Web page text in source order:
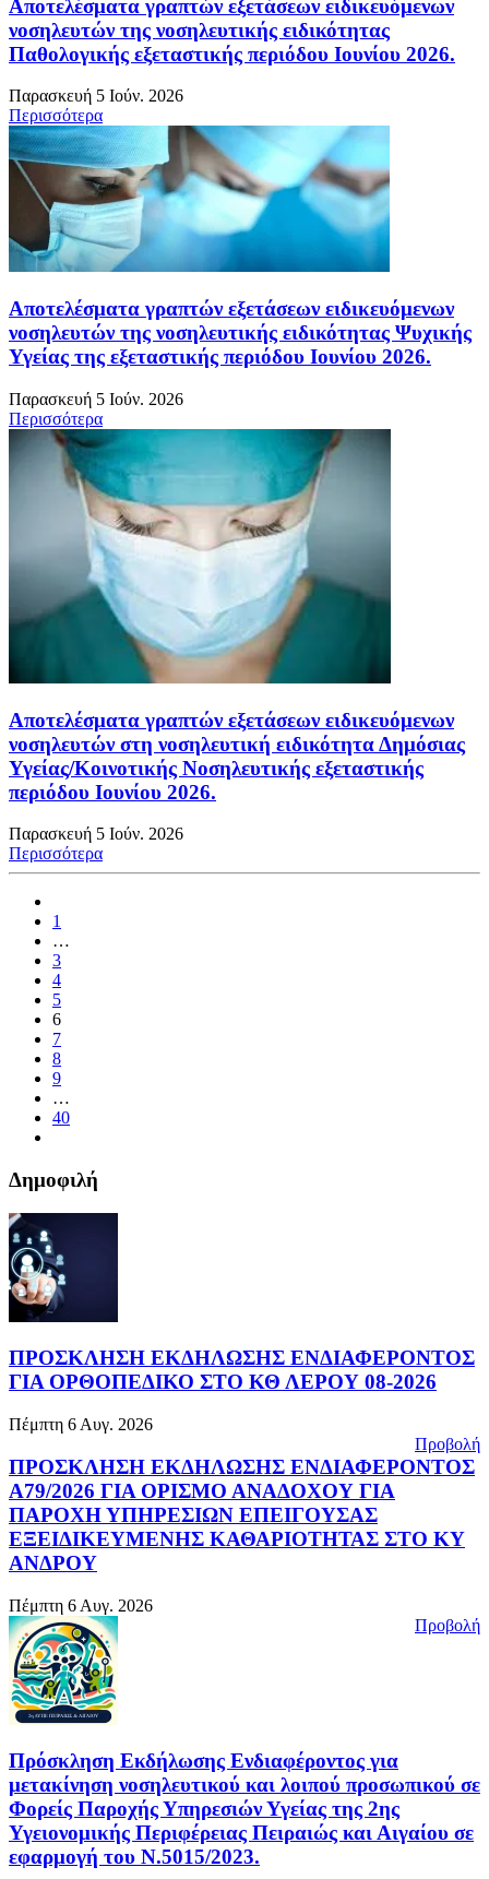
Αποτελέσματα γραπτών εξετάσεων ειδικευόμενων
νοσηλευτών της νοσηλευτικής ειδικότητας
Παθολογικής εξεταστικής περιόδου Ιουνίου 2026.
Παρασκευή 5 Ιούν. 2026
Περισσότερα
Αποτελέσματα γραπτών εξετάσεων ειδικευόμενων
νοσηλευτών της νοσηλευτικής ειδικότητας Ψυχικής
Υγείας της εξεταστικής περιόδου Ιουνίου 2026.
Παρασκευή 5 Ιούν. 2026
Περισσότερα
Αποτελέσματα γραπτών εξετάσεων ειδικευόμενων
νοσηλευτών στη νοσηλευτική ειδικότητα Δημόσιας
Υγείας/Κοινοτικής Νοσηλευτικής εξεταστικής
περιόδου Ιουνίου 2026.
Παρασκευή 5 Ιούν. 2026
Περισσότερα
1
…
3
4
5
6
7
8
9
…
40
Δημοφιλή
ΠΡΟΣΚΛΗΣΗ ΕΚΔΗΛΩΣΗΣ ΕΝΔΙΑΦΕΡΟΝΤΟΣ
ΓΙΑ ΟΡΘΟΠΕΔΙΚΟ ΣΤΟ ΚΘ ΛΕΡΟΥ 08-2026
Πέμπτη 6 Αυγ. 2026
Προβολή
ΠΡΟΣΚΛΗΣΗ ΕΚΔΗΛΩΣΗΣ ΕΝΔΙΑΦΕΡΟΝΤΟΣ
Α79/2026 ΓΙΑ ΟΡΙΣΜΟ ΑΝΑΔΟΧΟΥ ΓΙΑ
ΠΑΡΟΧΗ ΥΠΗΡΕΣΙΩΝ ΕΠΕΙΓΟΥΣΑΣ
ΕΞΕΙΔΙΚΕΥΜΕΝΗΣ ΚΑΘΑΡΙΟΤΗΤΑΣ ΣΤΟ ΚΥ
ΑΝΔΡΟΥ
Πέμπτη 6 Αυγ. 2026
Προβολή
Πρόσκληση Εκδήλωσης Ενδιαφέροντος για
μετακίνηση νοσηλευτικού και λοιπού προσωπικού σε
Φορείς Παροχής Υπηρεσιών Υγείας της 2ης
Υγειονομικής Περιφέρειας Πειραιώς και Αιγαίου σε
εφαρμογή του Ν.5015/2023.